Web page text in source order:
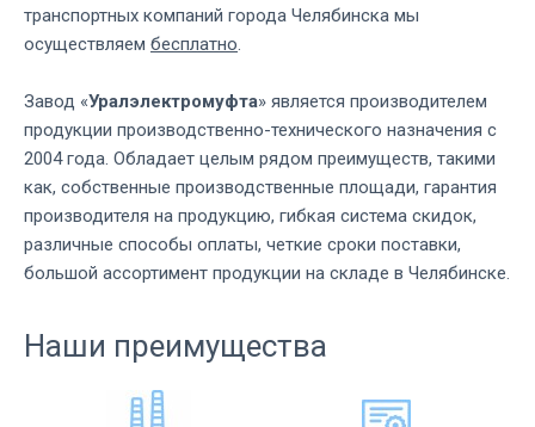
транспортных компаний города Челябинска мы
осуществляем бесплатно.
Завод «Уралэлектромуфта» является производителем
продукции производственно-технического назначения с
2004 года. Обладает целым рядом преимуществ, такими
как, собственные производственные площади, гарантия
производителя на продукцию, гибкая система скидок,
различные способы оплаты, четкие сроки поставки,
большой ассортимент продукции на складе в Челябинске.
Наши преимущества